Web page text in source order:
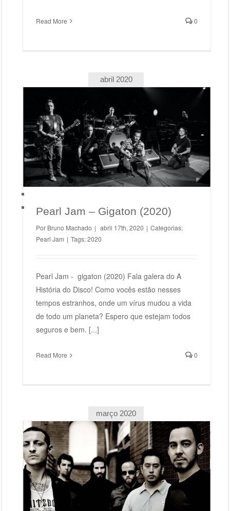
Read More 0
abril 2020
Pearl Jam – Gigaton (2020)
Pearl Jam
Pearl Jam – Gigaton (2020)
Por Bruno Machado | abril 17th, 2020 | Categorias:
Pearl Jam | Tags:2020
Pearl Jam - gigaton (2020) Fala galera do A
História do Disco! Como vocês estão nesses
tempos estranhos, onde um vírus mudou a vida
de todo um planeta? Espero que estejam todos
seguros e bem. [...]
Read More 0
março 2020
Linkin Park – Minutes To Midnight (2007)
Linkin Park